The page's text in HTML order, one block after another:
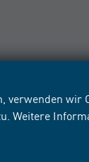
wir
Weitere